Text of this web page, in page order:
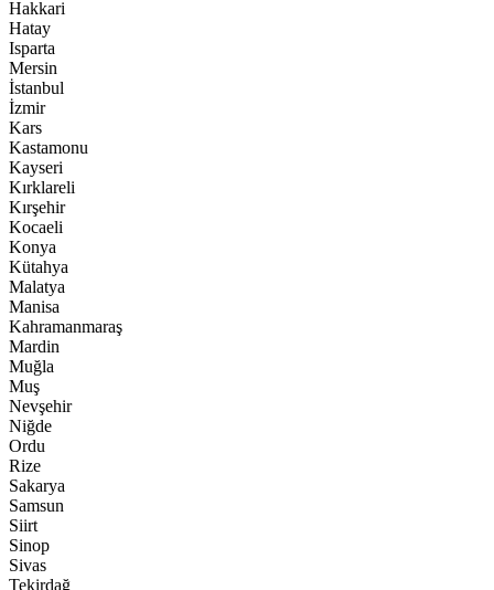
Hakkari
Hatay
Isparta
Mersin
İstanbul
İzmir
Kars
Kastamonu
Kayseri
Kırklareli
Kırşehir
Kocaeli
Konya
Kütahya
Malatya
Manisa
Kahramanmaraş
Mardin
Muğla
Muş
Nevşehir
Niğde
Ordu
Rize
Sakarya
Samsun
Siirt
Sinop
Sivas
Tekirdağ